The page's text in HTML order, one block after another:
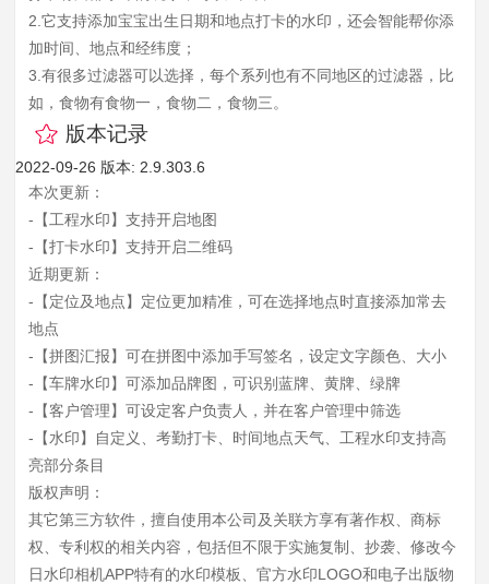
2.它支持添加宝宝出生日期和地点打卡的水印，还会智能帮你添
加时间、地点和经纬度；
3.有很多过滤器可以选择，每个系列也有不同地区的过滤器，比
如，食物有食物一，食物二，食物三。
版本记录
2022-09-26 版本: 2.9.303.6
本次更新：
-【工程水印】支持开启地图
-【打卡水印】支持开启二维码
近期更新：
-【定位及地点】定位更加精准，可在选择地点时直接添加常去
地点
-【拼图汇报】可在拼图中添加手写签名，设定文字颜色、大小
-【车牌水印】可添加品牌图，可识别蓝牌、黄牌、绿牌
-【客户管理】可设定客户负责人，并在客户管理中筛选
-【水印】自定义、考勤打卡、时间地点天气、工程水印支持高
亮部分条目
版权声明：
其它第三方软件，擅自使用本公司及关联方享有著作权、商标
权、专利权的相关内容，包括但不限于实施复制、抄袭、修改今
日水印相机APP特有的水印模板、官方水印LOGO和电子出版物